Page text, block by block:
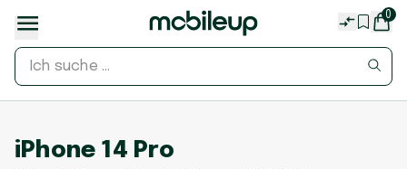
0
iPhone 14 Pro